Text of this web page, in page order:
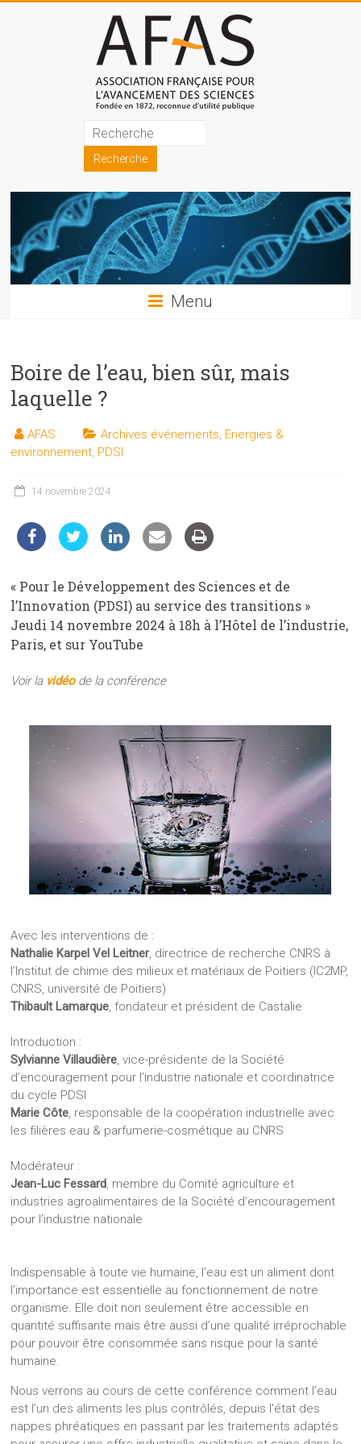
Association
française
pour
l'avancement
des
sciences
les
sciences
et
les
techniques
du
Menu
Boire de l’eau, bien sûr, mais
laquelle ?
AFAS Archives événements Energies &
environnement PDSI
14 novembre 2024
« Pour le Développement des Sciences et de
l’Innovation (PDSI) au service des transitions »
Jeudi 14 novembre 2024 à 18h à l’Hôtel de l’industrie,
Paris, et sur YouTube
Voir la vidéode la conférence
Avec les interventions de :
Nathalie Karpel Vel Leitner, directrice de recherche CNRS à
l’Institut de chimie des milieux et matériaux de Poitiers (IC2MP,
CNRS, université de Poitiers)
Thibault Lamarque, fondateur et président de Castalie
Introduction :
Sylvianne Villaudière, vice-présidente de la Société
d’encouragement pour l’industrie nationale et coordinatrice
du cycle PDSI
Marie Côte, responsable de la coopération industrielle avec
les filières eau & parfumerie-cosmétique au CNRS
Modérateur :
Jean-Luc Fessard, membre du Comité agriculture et
industries agroalimentaires de la Société d’encouragement
pour l’industrie nationale
Indispensable à toute vie humaine, l’eau est un aliment dont
l’importance est essentielle au fonctionnement de notre
organisme. Elle doit non seulement être accessible en
quantité suffisante mais être aussi d’une qualité irréprochable
pour pouvoir être consommée sans risque pour la santé
humaine.
Nous verrons au cours de cette conférence comment l’eau
est l’un des aliments les plus contrôlés, depuis l’état des
nappes phréatiques en passant par les traitements adaptés